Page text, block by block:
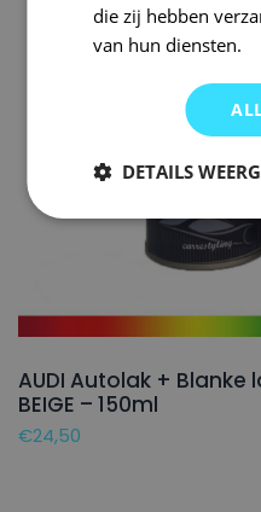
AUDI Autolak + Blanke
BEIGE – 150ml
€24,50
die zij hebben
van hun diensten.
DETAILS